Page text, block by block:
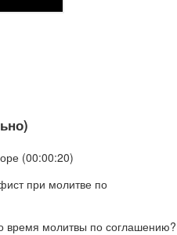
(00:00:20)
при молитве по
время молитвы по соглашению?